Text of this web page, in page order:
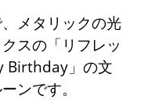
メタリックの光
スの「リフレッ
Birthday」の文
ンです。